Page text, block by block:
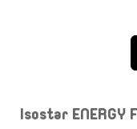
Isostar ENERGY